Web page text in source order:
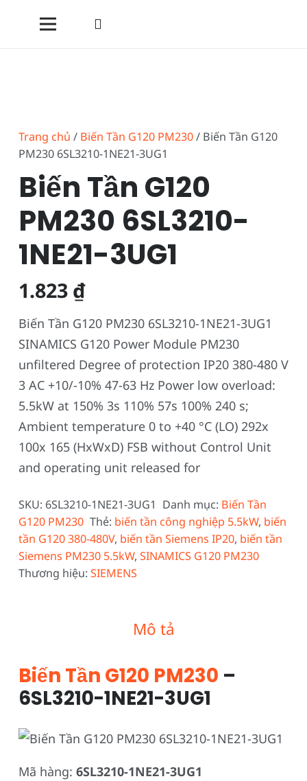
Trang chủ / Biến Tần G120 PM230/ Biến Tần G120
PM230 6SL3210-1NE21-3UG1
Biến Tần G120
PM230 6SL3210-
1NE21-3UG1
1.823 ₫
Biến Tần G120 PM230 6SL3210-1NE21-3UG1
SINAMICS G120 Power Module PM230
unfiltered Degree of protection IP20 380-480 V
3 AC +10/-10% 47-63 Hz Power low overload:
5.5kW at 150% 3s 110% 57s 100% 240 s;
Ambient temperature 0 to +40 °C (LO) 292x
100x 165 (HxWxD) FSB without Control Unit
and operating unit released for
SKU: 6SL3210-1NE21-3UG1 Danh mục: Biến Tần
G120 PM230 Thẻ: biến tần công nghiệp 5.5kW, biến
tần G120 380-480V, biến tần Siemens IP20, biến tần
Siemens PM230 5.5kW, SINAMICS G120 PM230
Thương hiệu: SIEMENS
Mô tả
Biến Tần G120 PM230 –
6SL3210-1NE21-3UG1
Mã hàng: 6SL3210-1NE21-3UG1